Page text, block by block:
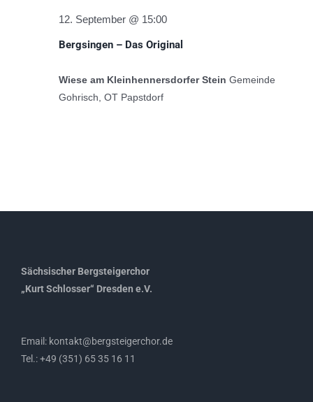
Bergsingen – Das Original
12. September @ 15:00
Wiese am Kleinhennersdorfer Stein Gemeinde
Gohrisch, OT Papstdorf
Sächsischer Bergsteigerchor
„Kurt Schlosser“ Dresden e.V.
Email: kontakt@bergsteigerchor.de
Tel.: +49 (351) 65 35 16 11